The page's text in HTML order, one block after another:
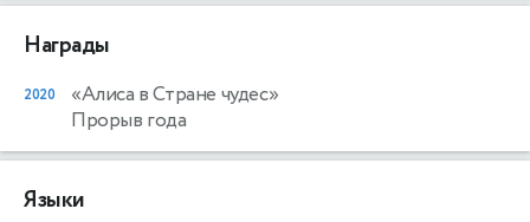
Награды
2020
«Алиса в Стране чудес»
Прорыв года
Языки